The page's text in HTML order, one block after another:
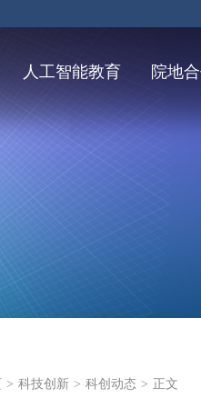
人工智能教育 院地
> 科技创新 > 科创动态 > 正文